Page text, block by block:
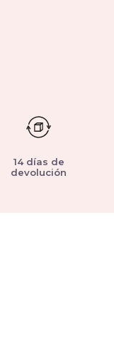
14 días de
devolución